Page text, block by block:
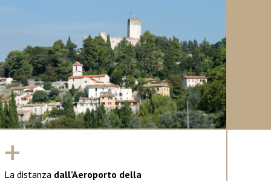
La distanza dall’Aeroporto della
+